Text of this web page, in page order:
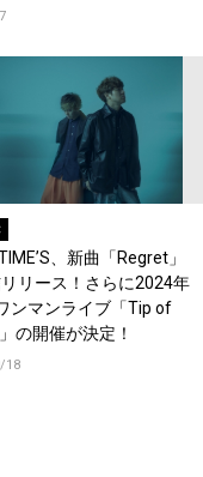
、新曲「Regret」
リース！さらに2024年
ンマンライブ「Tip of
の開催が決定！
18